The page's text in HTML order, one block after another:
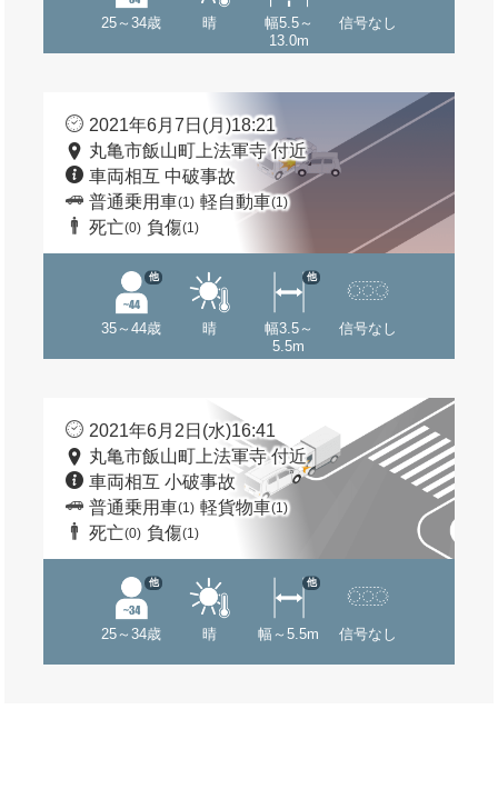
25～34歳 晴
幅5.5～
13.0m
信号なし
2021年6月7日(月)18:21
丸亀市飯山町上法軍寺 付近
車両相互 中破事故
普通乗用車(1) 軽自動車(1)
死亡(0) 負傷(1)
35～44歳
他
晴
幅3.5～
5.5m
他
信号なし
2021年6月2日(水)16:41
丸亀市飯山町上法軍寺 付近
車両相互 小破事故
普通乗用車(1) 軽貨物車(1)
死亡(0) 負傷(1)
25～34歳
他
晴 幅～5.5m
他
信号なし